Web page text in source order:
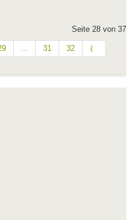
Seite 28 von 37
... 31 32